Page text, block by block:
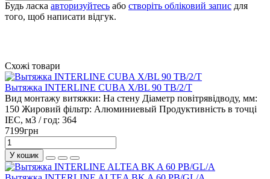
Будь ласка авторизуйтесь або створіть обліковий запис для
того, щоб написати відгук.
Схожі товари
Вытяжка INTERLINE CUBA X/BL 90 TB/2/T
Вид монтажу витяжки: На стену Діаметр повітрявідводу, мм:
150 Жировий фільтр: Алюминиевый Продуктивність в точці
IEC, м3 / год: 364
7199грн
У кошик